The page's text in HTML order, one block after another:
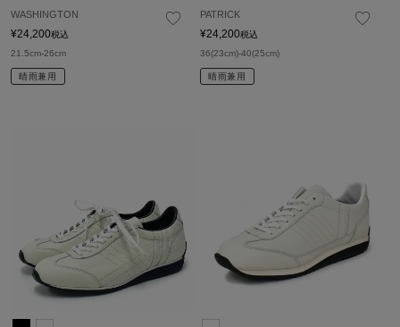
WASHINGTON
¥24,200税込
21.5cm-26cm
晴雨兼用
PATRICK
¥24,200税込
36(23cm)-40(25cm)
晴雨兼用